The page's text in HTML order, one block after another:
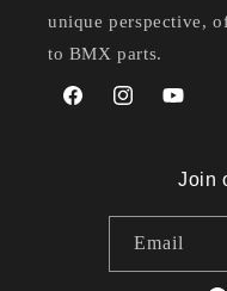
unique perspective,
to BMX parts.
FacebookInstagramYouTube
Join
Email